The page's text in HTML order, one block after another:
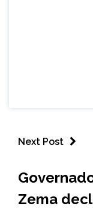
Next Post
MINAS
GERAIS
Zema